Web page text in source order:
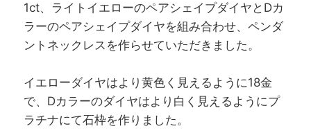
1ct、ライトイエローのペアシェイプダイヤとDカ
ラーのペアシェイプダイヤを組み合わせ、ペンダ
ントネックレスを作らせていただきました。
イエローダイヤはより黄色く見えるように18金
で、Dカラーのダイヤはより白く見えるようにプ
ラチナにて石枠を作りました。